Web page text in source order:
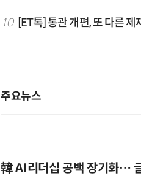
10 [ET톡] 통관 개편, 또 다른
주요뉴스
韓 AI리더십 공백 장기화…